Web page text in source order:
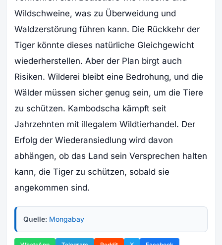
Wildschweine, was zu Überweidung und
Waldzerstörung führen kann. Die Rückkehr der
Tiger könnte dieses natürliche Gleichgewicht
wiederherstellen. Aber der Plan birgt auch
Risiken. Wilderei bleibt eine Bedrohung, und die
Wälder müssen sicher genug sein, um die Tiere
zu schützen. Kambodscha kämpft seit
Jahrzehnten mit illegalem Wildtierhandel. Der
Erfolg der Wiederansiedlung wird davon
abhängen, ob das Land sein Versprechen halten
kann, die Tiger zu schützen, sobald sie
angekommen sind.
Quelle: Mongabay